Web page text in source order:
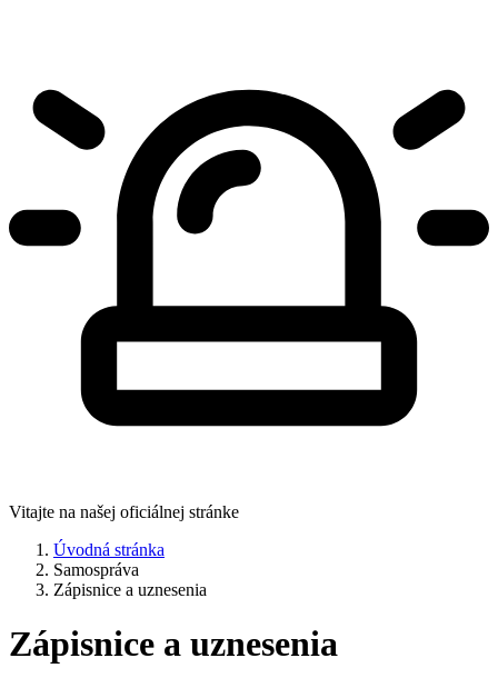
Vitajte na našej oficiálnej stránke
Úvodná stránka
Samospráva
Zápisnice a uznesenia
Zápisnice a uznesenia